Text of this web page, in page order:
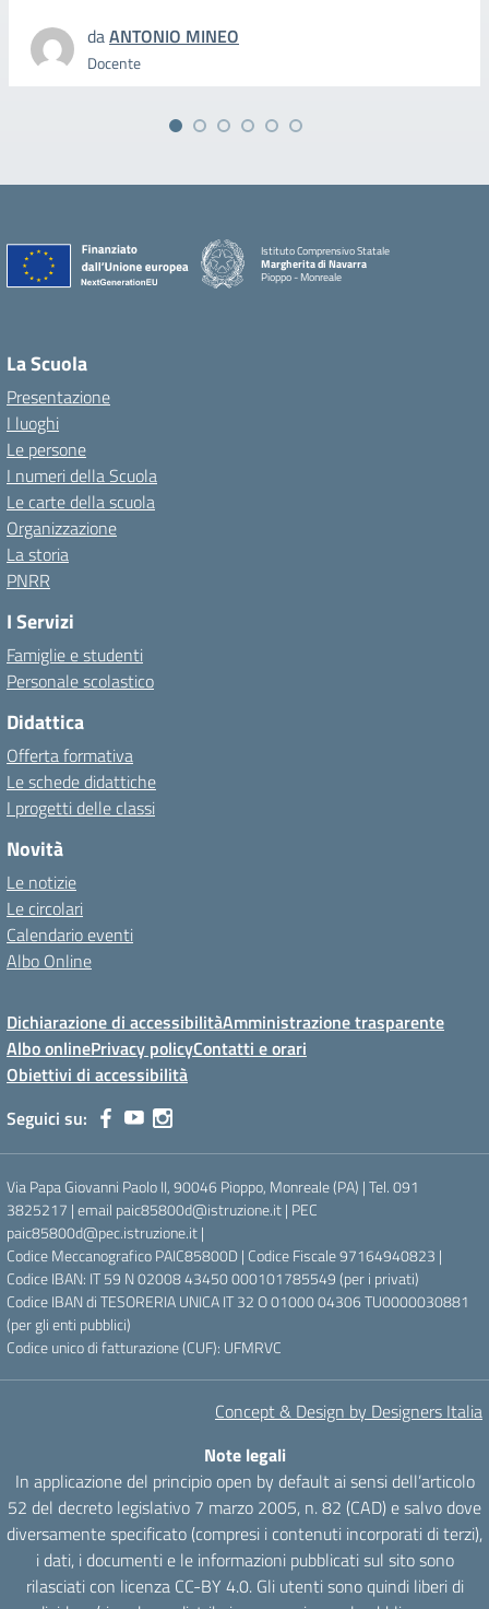
daANTONIO MINEO
Docente
Istituto Comprensivo Statale
Margherita di Navarra
Pioppo - Monreale
La Scuola
Presentazione
I luoghi
Le persone
I numeri della Scuola
Le carte della scuola
Organizzazione
La storia
PNRR
I Servizi
Famiglie e studenti
Personale scolastico
Didattica
Offerta formativa
Le schede didattiche
I progetti delle classi
Novità
Le notizie
Le circolari
Calendario eventi
Albo Online
Dichiarazione di accessibilitàAmministrazione trasparente
Albo onlinePrivacy policyContatti e orari
Obiettivi di accessibilità
Seguici su:
Via Papa Giovanni Paolo II, 90046 Pioppo, Monreale (PA) | Tel. 091
3825217 | email paic85800d@istruzione.it | PEC
paic85800d@pec.istruzione.it |
Codice Meccanografico PAIC85800D | Codice Fiscale 97164940823 |
Codice IBAN: IT 59 N 02008 43450 000101785549 (per i privati)
Codice IBAN di TESORERIA UNICA IT 32 O 01000 04306 TU0000030881
(per gli enti pubblici)
Codice unico di fatturazione (CUF): UFMRVC
Concept & Design by Designers Italia
Note legali
In applicazione del principio open by default ai sensi dell’articolo
52 del decreto legislativo 7 marzo 2005, n. 82 (CAD) e salvo dove
diversamente specificato (compresi i contenuti incorporati di terzi),
i dati, i documenti e le informazioni pubblicati sul sito sono
rilasciati con licenza CC-BY 4.0. Gli utenti sono quindi liberi di